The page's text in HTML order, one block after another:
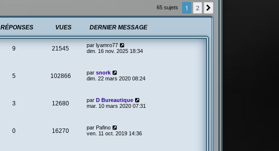
65 sujets 1 2
RÉPONSES VUES DERNIER MESSAGE
9 21545 par lyamro77
dim. 16 nov. 2025 18:34
5 102866 par snork
dim. 22 mars 2020 08:24
3 12680 par D Bureautique
mar. 10 mars 2020 07:31
0 16270 par Pafino
ven. 11 oct. 2019 14:36